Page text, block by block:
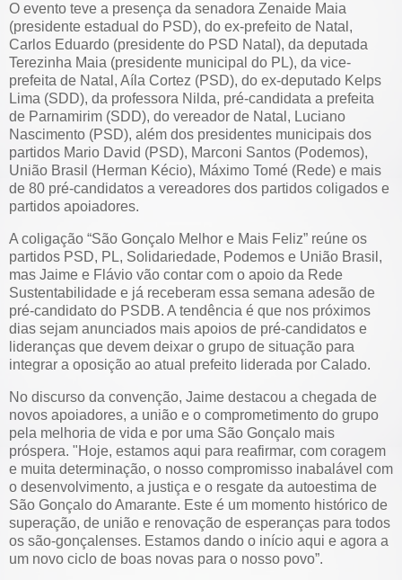
O evento teve a presença da senadora Zenaide Maia
(presidente estadual do PSD), do ex-prefeito de Natal,
Carlos Eduardo (presidente do PSD Natal), da deputada
Terezinha Maia (presidente municipal do PL), da vice-
prefeita de Natal, Aíla Cortez (PSD), do ex-deputado Kelps
Lima (SDD), da professora Nilda, pré-candidata a prefeita
de Parnamirim (SDD), do vereador de Natal, Luciano
Nascimento (PSD), além dos presidentes municipais dos
partidos Mario David (PSD), Marconi Santos (Podemos),
União Brasil (Herman Kécio), Máximo Tomé (Rede) e mais
de 80 pré-candidatos a vereadores dos partidos coligados e
partidos apoiadores.
A coligação “São Gonçalo Melhor e Mais Feliz” reúne os
partidos PSD, PL, Solidariedade, Podemos e União Brasil,
mas Jaime e Flávio vão contar com o apoio da Rede
Sustentabilidade e já receberam essa semana adesão de
pré-candidato do PSDB. A tendência é que nos próximos
dias sejam anunciados mais apoios de pré-candidatos e
lideranças que devem deixar o grupo de situação para
integrar a oposição ao atual prefeito liderada por Calado.
No discurso da convenção, Jaime destacou a chegada de
novos apoiadores, a união e o comprometimento do grupo
pela melhoria de vida e por uma São Gonçalo mais
próspera. "Hoje, estamos aqui para reafirmar, com coragem
e muita determinação, o nosso compromisso inabalável com
o desenvolvimento, a justiça e o resgate da autoestima de
São Gonçalo do Amarante. Este é um momento histórico de
superação, de união e renovação de esperanças para todos
os são-gonçalenses. Estamos dando o início aqui e agora a
um novo ciclo de boas novas para o nosso povo”.